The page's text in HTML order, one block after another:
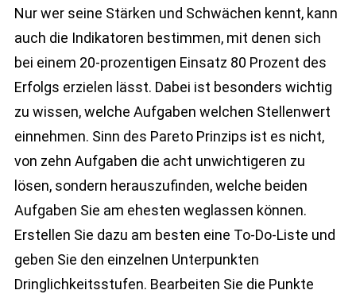
Nur wer seine Stärken und Schwächen kennt, kann
auch die Indikatoren bestimmen, mit denen sich
bei einem 20-prozentigen Einsatz 80 Prozent des
Erfolgs erzielen lässt. Dabei ist besonders wichtig
zu wissen, welche Aufgaben welchen Stellenwert
einnehmen. Sinn des Pareto Prinzips ist es nicht,
von zehn Aufgaben die acht unwichtigeren zu
lösen, sondern herauszufinden, welche beiden
Aufgaben Sie am ehesten weglassen können.
Erstellen Sie dazu am besten eine To-Do-Liste und
geben Sie den einzelnen Unterpunkten
Dringlichkeitsstufen. Bearbeiten Sie die Punkte